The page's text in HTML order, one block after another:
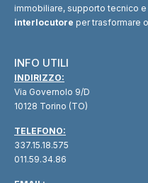
immobiliare, supporto tecnico
interlocutore per trasformare
INFO UTILI
INDIRIZZO:
Via Governolo 9/D
10128 Torino (TO)
TELEFONO:
337.15.18.575
011.59.34.86